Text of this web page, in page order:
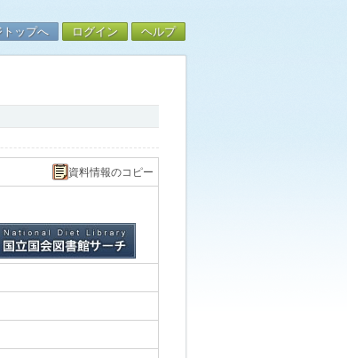
ップへ ログイン ヘルプ
資料情報のコピー